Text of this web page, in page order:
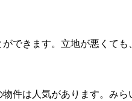
できます。立地が悪くて
件は人気があります。み